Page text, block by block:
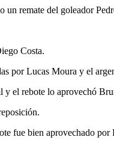
remate del goleador
Costa.
por Lucas Moura y el
el rebote lo aprovechó
fue bien aprovechado